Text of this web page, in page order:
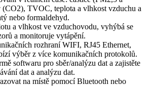
TVOC, teplota a vlhkost vzduchu a
nebo formaldehyd.
a vlhkost ve vzduchovodu, vyhýbá se
a monitoruje vytápění.
rozhraní WIFI, RJ45 Ethernet,
výběr z více komunikačních protokolů.
softwaru pro sběr/analýzu dat a zajistěte
dat a analýzu dat.
na místě pomocí Bluetooth nebo